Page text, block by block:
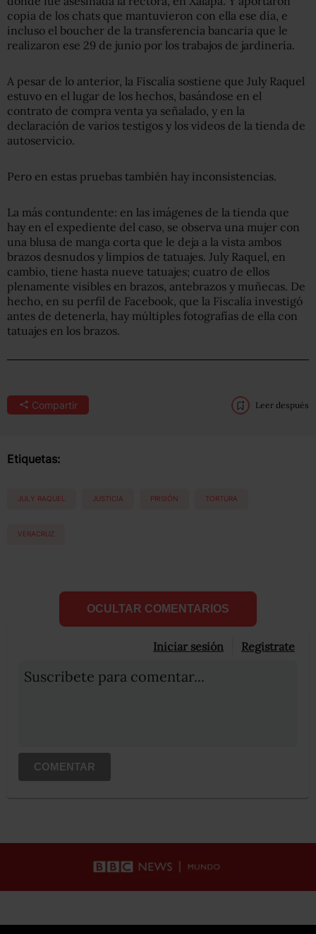
copia de los chats que mantuvieron con ella ese día, e
incluso el boucher de la transferencia bancaria que le
realizaron ese 29 de junio por los trabajos de jardinería.
A pesar de lo anterior, la Fiscalía sostiene que July Raquel
estuvo en el lugar de los hechos, basándose en el
contrato de compra venta ya señalado, y en la
declaración de varios testigos y los videos de la tienda de
autoservicio.
Pero en estas pruebas también hay inconsistencias.
La más contundente: en las imágenes de la tienda que
hay en el expediente del caso, se observa una mujer con
una blusa de manga corta que le deja a la vista ambos
brazos desnudos y limpios de tatuajes. July Raquel, en
cambio, tiene hasta nueve tatuajes; cuatro de ellos
plenamente visibles en brazos, antebrazos y muñecas. De
hecho, en su perfil de Facebook, que la Fiscalía investigó
antes de detenerla, hay múltiples fotografías de ella con
tatuajes en los brazos.
Compartir Leer después
Etiquetas:
JULY RAQUEL JUSTICIA PRISIÓN TORTURA
VERACRUZ
OCULTAR COMENTARIOS
Iniciar sesión Registrate
Suscribete para comentar...
COMENTAR